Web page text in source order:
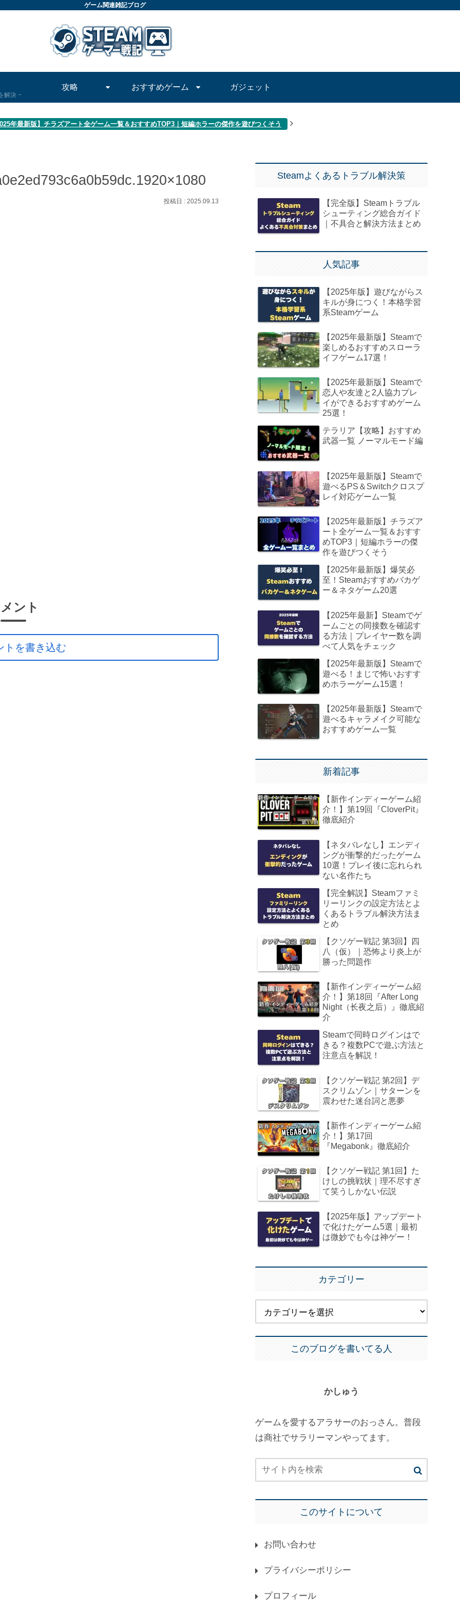
ゲーム関連雑記ブログ
解決
攻略 おすすめゲーム ガジェット
年最新版】チラズアート全ゲーム一覧＆おすすめTOP3｜短編ホラーの傑作を遊びつくそう
2025.09.13
ント
トを書き込む
Steamよくあるトラブル解決策
【完全版】Steamトラブル
シューティング総合ガイド
｜不具合と解決方法まとめ
人気記事
【2025年版】遊びながらス
キルが身につく！本格学習
系Steamゲーム
【2025年最新版】Steamで
楽しめるおすすめスローラ
イフゲーム17選！
【2025年最新版】Steamで
恋人や友達と2人協力プレ
イができるおすすめゲーム
25選！
テラリア【攻略】おすすめ
武器一覧 ノーマルモード編
【2025年最新版】Steamで
遊べるPS＆Switchクロスプ
レイ対応ゲーム一覧
【2025年最新版】チラズア
ート全ゲーム一覧＆おすす
めTOP3｜短編ホラーの傑
作を遊びつくそう
【2025年最新版】爆笑必
至！Steamおすすめバカゲ
ー＆ネタゲーム20選
【2025年最新】Steamでゲ
ームごとの同接数を確認す
る方法｜プレイヤー数を調
べて人気をチェック
【2025年最新版】Steamで
遊べる！まじで怖いおすす
めホラーゲーム15選！
【2025年最新版】Steamで
遊べるキャラメイク可能な
おすすめゲーム一覧
新着記事
【新作インディーゲーム紹
介！】第19回『CloverPit』
徹底紹介
【ネタバレなし】エンディ
ングが衝撃的だったゲーム
10選！プレイ後に忘れられ
ない名作たち
【完全解説】Steamファミ
リーリンクの設定方法とよ
くあるトラブル解決方法ま
とめ
【クソゲー戦記 第3回】四
八（仮）｜恐怖より炎上が
勝った問題作
【新作インディーゲーム紹
介！】第18回『After Long
Night（长夜之后）』徹底紹
介
Steamで同時ログインはで
きる？複数PCで遊ぶ方法と
注意点を解説！
【クソゲー戦記 第2回】デ
スクリムゾン｜サターンを
震わせた迷台詞と悪夢
【新作インディーゲーム紹
介！】第17回
『Megabonk』徹底紹介
【クソゲー戦記 第1回】た
けしの挑戦状｜理不尽すぎ
て笑うしかない伝説
【2025年版】アップデート
で化けたゲーム5選｜最初
は微妙でも今は神ゲー！
カテゴリー
このブログを書いてる人
かしゅう
ゲームを愛するアラサーのおっさん。普段
は商社でサラリーマンやってます。
このサイトについて
お問い合わせ
プライバシーポリシー
プロフィール